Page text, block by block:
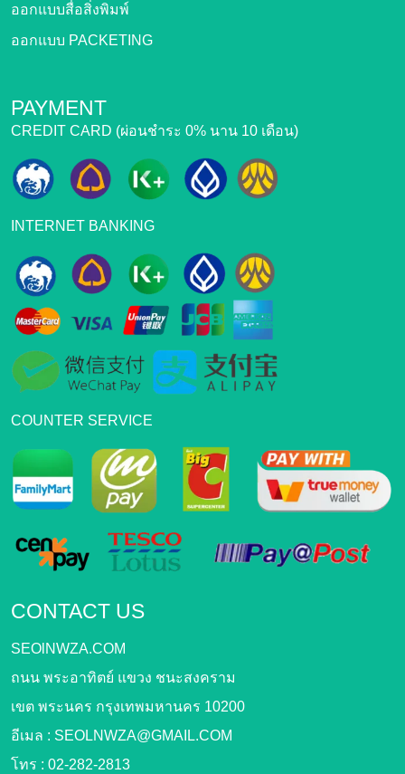
ออกแบบสื่อสิ่งพิมพ์
ออกแบบ PACKETING
PAYMENT
CREDIT CARD (ผ่อนชำระ 0% นาน 10 เดือน)
INTERNET BANKING
COUNTER SERVICE
CONTACT US
SEOlNWZA.COM
ถนน พระอาทิตย์ แขวง ชนะสงคราม
เขต พระนคร กรุงเทพมหานคร 10200
อีเมล : SEOLNWZA@GMAIL.COM
โทร : 02-282-2813